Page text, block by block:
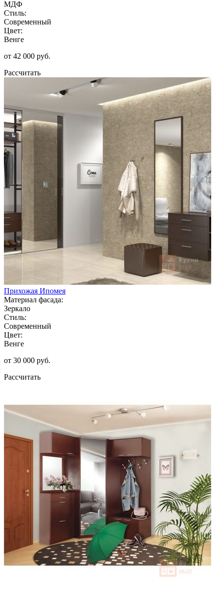
МДФ
Стиль:
Современный
Цвет:
Венге
от 42 000 руб.
Рассчитать
Прихожая Ипомея
Материал фасада:
Зеркало
Стиль:
Современный
Цвет:
Венге
от 30 000 руб.
Рассчитать